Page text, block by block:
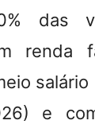
das
renda
salário
e